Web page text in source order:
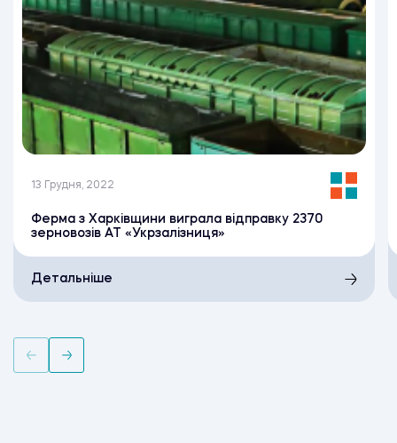
13 Грудня, 2022
Ферма з Харківщини виграла відправку 2370
зерновозів АТ «Укрзалізниця»
Детальніше